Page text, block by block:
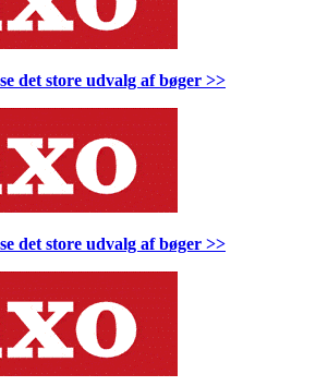
det store udvalg af bøger >>
det store udvalg af bøger >>